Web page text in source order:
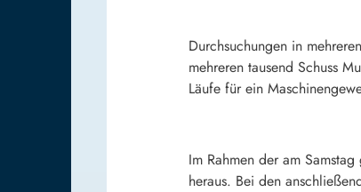
Durchsuchungen in
mehreren tausend Schuss
Läufe für ein
Im Rahmen der am
heraus. Bei den